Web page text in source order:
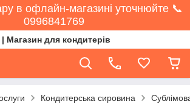
в офлайн-магазині уточнюйте 📞
0996841769
Магазин для кондитерів
Кондитерська сировина